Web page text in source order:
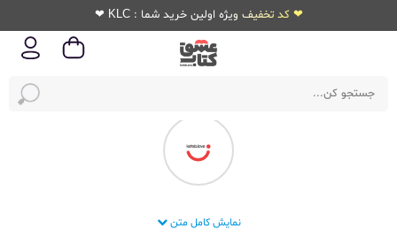
❤ کد تخفیف ویژه اولین خرید شما : KLC ❤
شرکت نوشت افزار لتو
نمایش کامل متن